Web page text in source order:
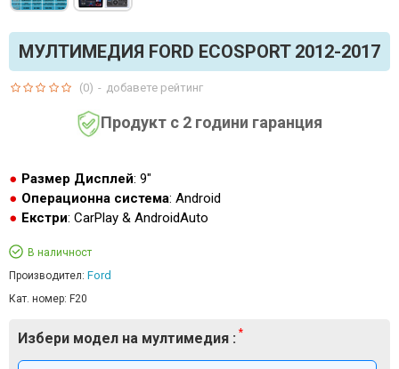
МУЛТИМЕДИЯ FORD ECOSPORT 2012-2017
Продукт с 2 години гаранция
Размер Дисплей: 9"
Операционна система: Android
Екстри: CarPlay & AndroidAuto
В наличност
Производител: Ford
Кат. номер: F20
(0) - добавете рейтинг
Избери модел на мултимедия :